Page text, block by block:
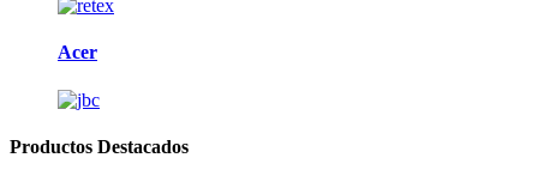
Acer
Productos Destacados